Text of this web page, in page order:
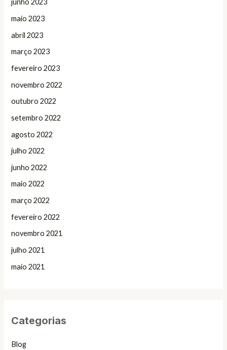
junho 2023
maio 2023
abril 2023
março 2023
fevereiro 2023
novembro 2022
outubro 2022
setembro 2022
agosto 2022
julho 2022
junho 2022
maio 2022
março 2022
fevereiro 2022
novembro 2021
julho 2021
maio 2021
Categorias
Blog